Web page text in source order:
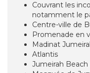
Couvrant les
notamment le
Centre-ville de
Promenade en
Madinat
Atlantis
Jumeirah